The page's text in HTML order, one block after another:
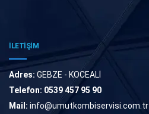
İLETİŞİM
Adres: GEBZE - KOCEALİ
Telefon: 0539 457 95 90
Mail: info@umutkombiservisi.com.tr